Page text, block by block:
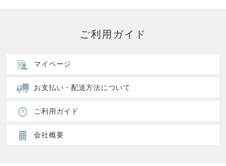
ご利用ガイド
マイページ
お支払い・配送方法について
ご利用ガイド
会社概要